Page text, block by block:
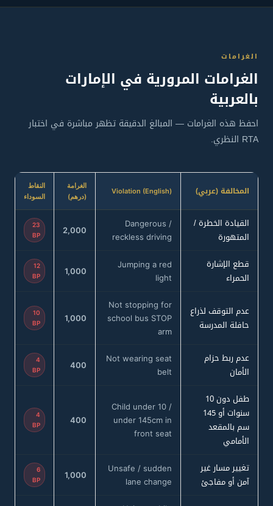
الغرامات
الغرامات المرورية في الإمارات
بالعربية
احفظ هذه الغرامات — المبالغ الدقيقة تظهر مباشرة في اختبار
RTA النظري.
المخالفة (عربي) Violation (English)
الغرامة
(درهم)
النقاط
السوداء
القيادة الخطرة /
المتهورة
Dangerous /
reckless driving
2,000
23
BP
قطع الإشارة
الحمراء
Jumping a red
light
1,000
12
BP
عدم التوقف لذراع
حافلة المدرسة
Not stopping for
school bus STOP
arm
1,000
10
BP
عدم ربط حزام
الأمان
Not wearing seat
belt
400
4
BP
طفل دون 10
سنوات أو 145
سم بالمقعد
الأمامي
Child under 10 /
under 145cm in
front seat
400
4
BP
تغيير مسار غير
آمن أو مفاجئ
Unsafe / sudden
lane change
1,000
6
BP